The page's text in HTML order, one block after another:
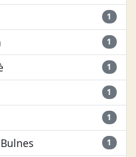
1
1
1
1
1
1